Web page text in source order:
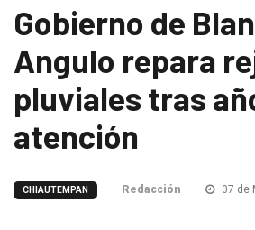
Gobierno de
Angulo repara
pluviales tras
atención
CHIAUTEMPAN Redacción 07 de